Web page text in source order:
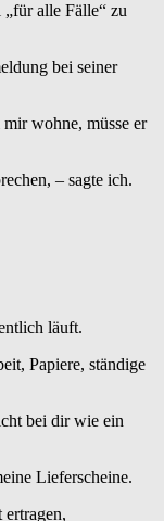
„für alle Fälle“ zu
bei seiner
wohne, müsse er
– sagte ich.
läuft.
Papiere, ständige
bei dir wie ein
Lieferscheine.